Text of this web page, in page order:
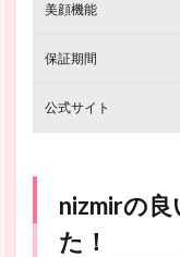
美顔機能
保証期間
公式サイト
nizmirの
た！